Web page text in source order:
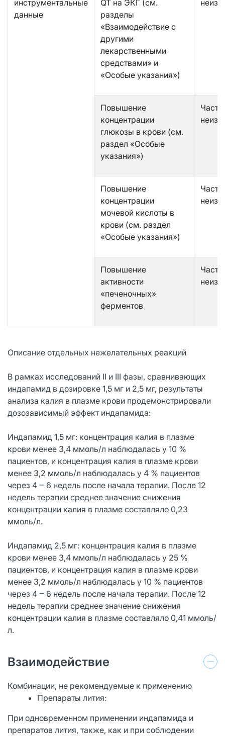
инструментальные
данные
QT на ЭКГ (см.
разделы
«Взаимодействие с
другими
лекарственными
средствами» и
«Особые указания»)
Повышение
концентрации
глюкозы в крови (см.
раздел «Особые
указания»)
Повышение
концентрации
мочевой кислоты в
крови (см. раздел
«Особые указания»)
Повышение
активности
«печеночных»
ферментов
Описание отдельных нежелательных реакций
В рамках исследований II и III фазы, сравнивающих
индапамид в дозировке 1,5 мг и 2,5 мг, результаты
анализа калия в плазме крови продемонстрировали
дозозависимый эффект индапамида:
Индапамид 1,5 мг: концентрация калия в плазме
крови менее 3,4 ммоль/л наблюдалась у 10 %
пациентов, и концентрация калия в плазме крови
менее 3,2 ммоль/л наблюдалась у 4 % пациентов
через 4 ‒ 6 недель после начала терапии. После 12
недель терапии среднее значение снижения
концентрации калия в плазме составляло 0,23
ммоль/л.
Индапамид 2,5 мг: концентрация калия в плазме
крови менее 3,4 ммоль/л наблюдалась у 25 %
пациентов, и концентрация калия в плазме крови
менее 3,2 ммоль/л наблюдалась у 10 % пациентов
через 4 ‒ 6 недель после начала терапии. После 12
недель терапии среднее значение снижения
концентрации калия в плазме составляло 0,41 ммоль/
л.
Взаимодействие
Комбинации, не рекомендуемые к применению
Препараты лития:
При одновременном применении индапамида и
препаратов лития, также, как и при соблюдении